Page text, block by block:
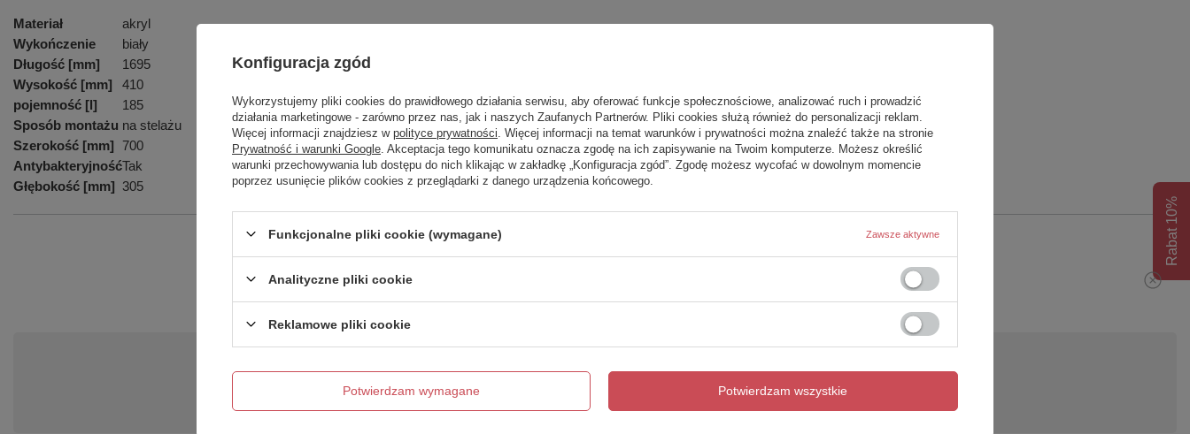
Materiał
akryl
Wykończenie
biały
Długość [mm]
1695
Wysokość [mm]
410
pojemność [l]
185
Sposób montażu na stelażu
Szerokość [mm] 700
AntybakteryjnośćTak
Głębokość [mm] 305
Zadaj pytanie a my odpowiemy niezwłocznie, najciekawsze pytania i odpowiedzi publikując dla
Rabat 10%
Konfiguracja zgód
Wykorzystujemy pliki cookies do prawidłowego działania serwisu, aby oferować funkcje społecznościowe, analizować ruch i prowadzić
działania marketingowe - zarówno przez nas, jak i naszych Zaufanych Partnerów. Pliki cookies służą również do personalizacji reklam.
Więcej informacji znajdziesz w polityce prywatności . Więcej informacji na temat warunków i prywatności można znaleźć także na stronie
Prywatność i warunki Google . Akceptacja tego komunikatu oznacza zgodę na ich zapisywanie na Twoim komputerze. Możesz określić
warunki przechowywania lub dostępu do nich klikając w zakładkę „Konfiguracja zgód”. Zgodę możesz wycofać w dowolnym momencie
poprzez usunięcie plików cookies z przeglądarki z danego urządzenia końcowego.
Funkcjonalne pliki cookie (wymagane) Zawsze aktywne
Analityczne pliki cookie
Reklamowe pliki cookie
Potwierdzam wymagane Potwierdzam wszystkie